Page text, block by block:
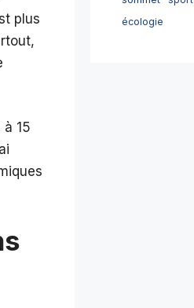
plus
15
écologie